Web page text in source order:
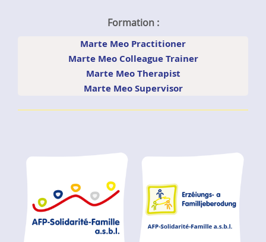
Formation :
Marte Meo Practitioner
Marte Meo Colleague Trainer
Marte Meo Therapist
Marte Meo Supervisor